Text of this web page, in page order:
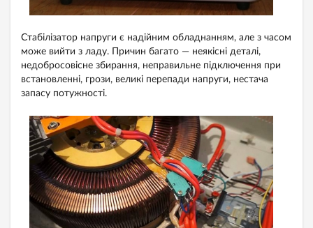
Стабілізатор напруги є надійним обладнанням, але з часом
може вийти з ладу. Причин багато — неякісні деталі,
недобросовісне збирання, неправильне підключення при
встановленні, грози, великі перепади напруги, нестача
запасу потужності.